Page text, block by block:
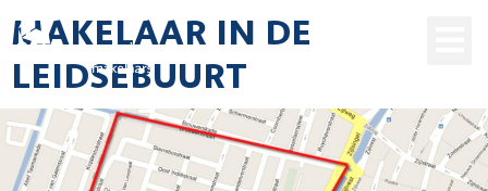
MAKELAAR IN DE
LEIDSEBUURT